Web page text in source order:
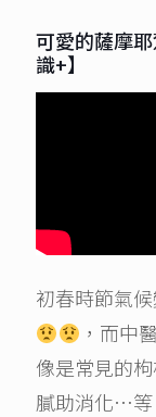
可愛的薩摩
識+】
初春時節氣
，而中
像是常見的
膩助消化…等